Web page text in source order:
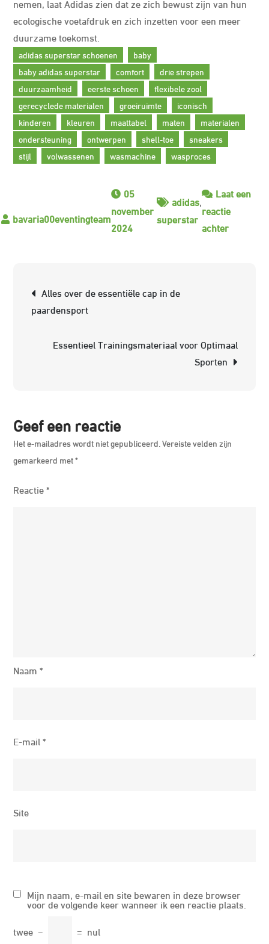
nemen, laat Adidas zien dat ze zich bewust zijn van hun
ecologische voetafdruk en zich inzetten voor een meer
duurzame toekomst.
adidas superstar schoenen
baby
baby adidas superstar
comfort
drie strepen
duurzaamheid
eerste schoen
flexibele zool
gerecyclede materialen
groeiruimte
iconisch
kinderen
kleuren maattabel maten
materialen
ondersteuning
ontwerpen shell-toe
sneakers
stijl
volwassenen wasmachine wasproces
05
november
2024
adidas,
superstar
Laat een
reactie
achterop
de
Kleinsten
Alles over de essentiële cap in de
paardensport
Essentieel Trainingsmateriaal voor Optimaal
Sporten
Geef een reactie
Het e-mailadres wordt niet gepubliceerd. Vereiste velden zijn
gemarkeerd met*
Reactie*
Naam*
E-mail*
Site
Mijn naam, e-mail en site bewaren in deze browser
voor de volgende keer wanneer ik een reactie plaats.
twee − = nul